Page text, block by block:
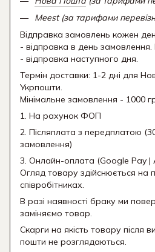
Meest (за тарифами
Відправка замовлень кожен
- відправка в день замовлення.
- відправка наступного дня.
Термін доставки: 1-2 дні для
Укрпошти.
Мінімальне замовлення - 1000
1. На рахунок ФОП
2. Післяплата з передплатою
замовлення)
3. Онлайн-оплата (Google Pay |
Огляд товару здійснюється на
співробітниках.
В разі наявності браку ми
заміняємо товар.
Скарги на якість товару після
пошти не розглядаються.